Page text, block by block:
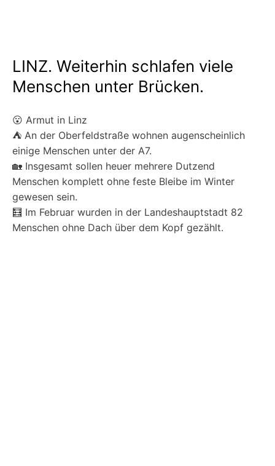
LINZ. Weiterhin schlafen viele
Menschen unter Brücken.
😮 Armut in Linz
⛺ An der Oberfeldstraße wohnen augenscheinlich
einige Menschen unter der A7.
🏡 Insgesamt sollen heuer mehrere Dutzend
Menschen komplett ohne feste Bleibe im Winter
gewesen sein.
🧮 Im Februar wurden in der Landeshauptstadt 82
Menschen ohne Dach über dem Kopf gezählt.